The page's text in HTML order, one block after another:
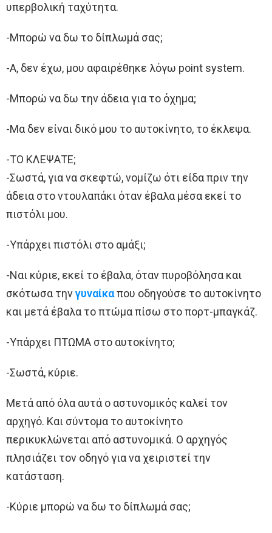
υπερβολική ταχύτητα.
-Μπορώ να δω το δίπλωμά σας;
-Α, δεν έχω, μου αφαιρέθηκε λόγω point system.
-Μπορώ να δω την άδεια για το όχημα;
-Μα δεν είναι δικό μου το αυτοκίνητο, το έκλεψα.
-ΤΟ ΚΛΕΨΑΤΕ;
-Σωστά, για να σκεφτώ, νομίζω ότι είδα πριν την
άδεια στο ντουλαπάκι όταν έβαλα μέσα εκεί το
πιστόλι μου.
-Υπάρχει πιστόλι στο αμάξι;
-Ναι κύριε, εκεί το έβαλα, όταν πυροβόλησα και
σκότωσα τηνγυναίκαπου οδηγούσε το αυτοκίνητο
και μετά έβαλα το πτώμα πίσω στο πορτ-μπαγκάζ.
-Υπάρχει ΠΤΩΜΑ στο αυτοκίνητο;
-Σωστά, κύριε.
Μετά από όλα αυτά ο αστυνομικός καλεί τον
αρχηγό. Και σύντομα το αυτοκίνητο
περικυκλώνεται από αστυνομικά. Ο αρχηγός
πλησιάζει τον οδηγό για να χειριστεί την
κατάσταση.
-Κύριε μπορώ να δω το δίπλωμά σας;